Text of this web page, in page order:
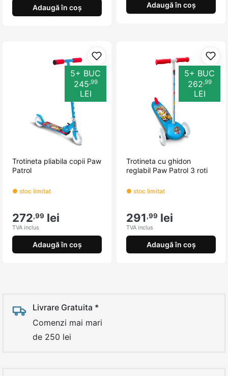
Adaugă în coș Adaugă în coș
Adaugă la favorite
5+ BUC
245,99
LEI
Trotineta pliabila copii Paw
Patrol
● stoc limitat
272,99 lei
TVA inclus
Adaugă în coș
5+ BUC
262,99
LEI
Trotineta cu ghidon
reglabil Paw Patrol 3 roti
● stoc limitat
291,99 lei
TVA inclus
Adaugă în coș
Livrare Gratuita *
Comenzi mai mari
de 250 lei